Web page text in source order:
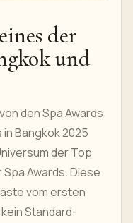
der
und
den Spa Awards
Bangkok 2025
der Top
Awards. Diese
vom ersten
Standard-